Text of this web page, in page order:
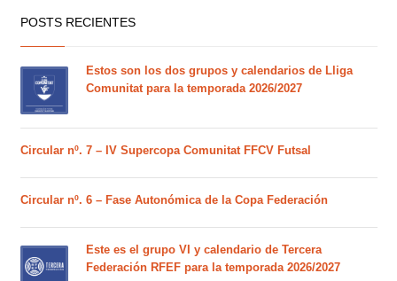
POSTS RECIENTES
Estos son los dos grupos y calendarios de Lliga
Comunitat para la temporada 2026/2027
Circular nº. 7 – IV Supercopa Comunitat FFCV Futsal
Circular nº. 6 – Fase Autonómica de la Copa Federación
Este es el grupo VI y calendario de Tercera
Federación RFEF para la temporada 2026/2027